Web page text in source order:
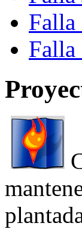
Falla
Falla